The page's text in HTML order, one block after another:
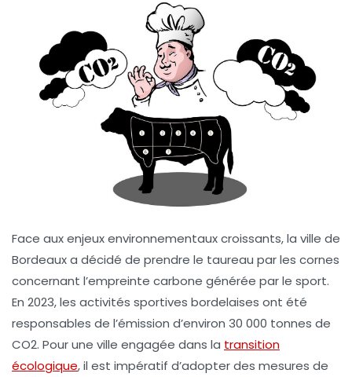
Face aux enjeux environnementaux croissants, la ville de
Bordeaux a décidé de prendre le taureau par les cornes
concernant l’empreinte carbone générée par le sport.
En 2023, les activités sportives bordelaises ont été
responsables de l’émission d’environ 30 000 tonnes de
CO2. Pour une ville engagée dans la transition
écologique, il est impératif d’adopter des mesures de